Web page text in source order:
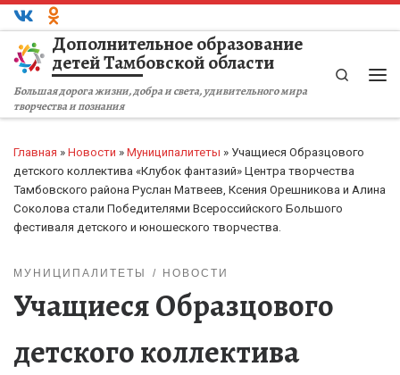
Перейти к содержимому
Дополнительное образование
детей Тамбовской области
Большая дорога жизни, добра и света, удивительного мира
творчества и познания
Search
Главная » Новости » Муниципалитеты » Учащиеся Образцового
детского коллектива «Клубок фантазий» Центра творчества
Тамбовского района Руслан Матвеев, Ксения Орешникова и Алина
Соколова стали Победителями Всероссийского Большого
фестиваля детского и юношеского творчества.
МУНИЦИПАЛИТЕТЫ НОВОСТИ
Учащиеся Образцового
детского коллектива